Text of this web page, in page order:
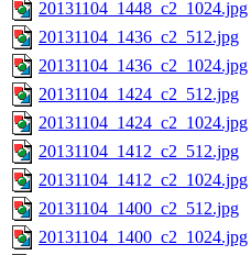
20131104_1448_c2_1024.jpg
20131104_1436_c2_512.jpg
20131104_1436_c2_1024.jpg
20131104_1424_c2_512.jpg
20131104_1424_c2_1024.jpg
20131104_1412_c2_512.jpg
20131104_1412_c2_1024.jpg
20131104_1400_c2_512.jpg
20131104_1400_c2_1024.jpg